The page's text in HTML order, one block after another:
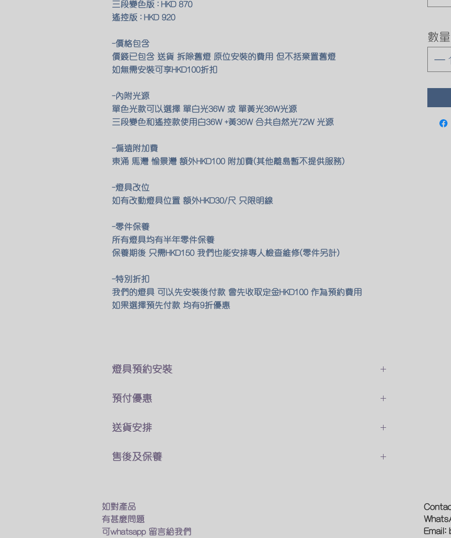
三段變色版 : HKD 870
遙控版 : HKD 920
-價格包含
價錢已包含 送貨 拆除舊燈 原位安裝的費用 但不括棄置舊燈
如無需安裝可享HKD100折扣
-內附光源
單色光款可以選擇 單白光36W 或 單黃光36W光源
三段變色和遙控款使用白36W +黃36W 合共自然光72W 光源
-偏遠附加費
東涌 馬灣 愉景灣 額外HKD100 附加費(其他離島暫不提供服務)
-燈具改位
如有改動燈具位置 額外HKD30/尺 只限明線
-零件保養
所有燈具均有半年零件保養
保養期後 只需HKD150 我們也能安排專人檢查維修(零件另計)
-特別折扣
我們的燈具 可以先安裝後付款 會先收取定金HKD100 作為預約費用
如果選擇預先付款 均有9折優惠
​燈具預約安裝
價錢巳經包了折除舊燈 及原位安裝的費用
費用可於安裝後付現
如有其他疑問及特別安裝需求
​觀迎找我們的客戶服務業員討論
預付優惠
及預先付款兩種付款方式
預先付款可享有9折優惠
Payme
Wechat Pay
​支付寶(香港)
送貨安排
專人送貨上門 馬上進行安裝
我們的專業人員也會送貨上門
在閣下面前試用燈具
確保送到你手的貨品能完美運作
售後及保養
我們會有專人上門維修及更換
保養期後如果需要維修及更換光源
數量
如對產品
有甚麼問題
可whatsapp 留言給我們
Email: